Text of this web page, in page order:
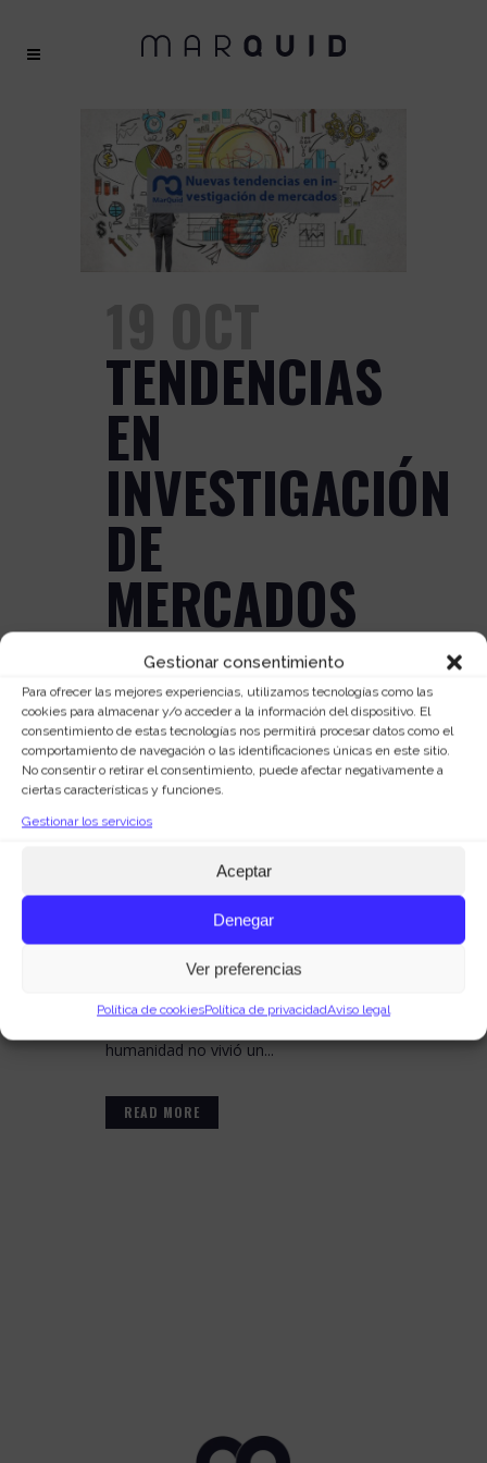
Gestionar consentimiento
Para ofrecer las mejores experiencias, utilizamos tecnologías como las
cookies para almacenar y/o acceder a la información del dispositivo. El
consentimiento de estas tecnologías nos permitirá procesar datos como el
comportamiento de navegación o las identificaciones únicas en este sitio.
No consentir o retirar el consentimiento, puede afectar negativamente a
ciertas características y funciones.
Gestionar los servicios
Aceptar
Denegar
Ver preferencias
Política de cookiesPolítica de privacidadAviso legal
TENDENCIAS
EN
INVESTIGACIÓN
DE
MERCADOS
EN LA ERA
DIGITAL
Posted at 08:33hinEstrategia by
Marquid Agencia de Marketing
La transformación del mundo en los
últimos 15 o 20 años a partir de la
incursión de la tecnología en
prácticamente todos los aspectos de
la vida diaria, ha sido verdaderamente
revolución industrial del siglo XIX, la
humanidad no vivió un...
READ MORE